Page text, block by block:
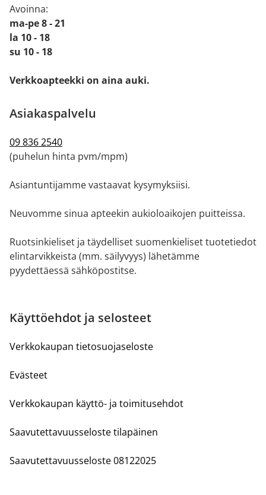
Avoinna:
ma-pe 8 - 21
la 10 - 18
su 10 - 18
Verkkoapteekki on aina auki.
Asiakaspalvelu
09 836 2540
(puhelun hinta pvm/mpm)
Asiantuntijamme vastaavat kysymyksiisi.
Neuvomme sinua apteekin aukioloaikojen puitteissa.
Ruotsinkieliset ja täydelliset suomenkieliset tuotetiedot
elintarvikkeista (mm. säilyvyys) lähetämme
pyydettäessä sähköpostitse.
Käyttöehdot ja selosteet
Verkkokaupan tietosuojaseloste
Evästeet
Verkkokaupan käyttö- ja toimitusehdot
Saavutettavuusseloste tilapäinen
Saavutettavuusseloste 08122025